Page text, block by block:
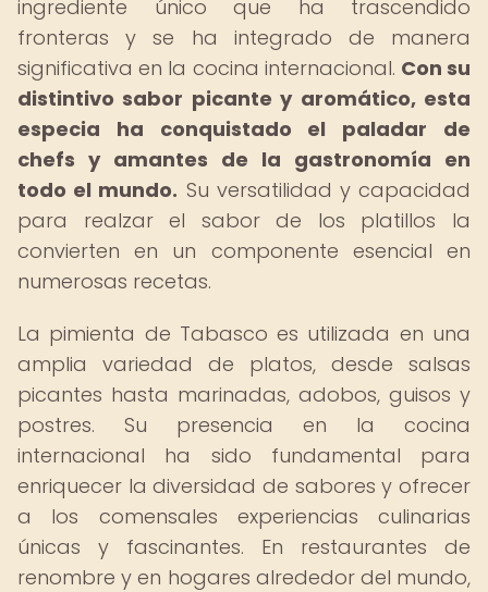
ingrediente único que ha trascendido
fronteras y se ha integrado de manera
significativa en la cocina internacional. Con su
distintivo sabor picante y aromático, esta
especia ha conquistado el paladar de
chefs y amantes de la gastronomía en
todo el mundo. Su versatilidad y capacidad
para realzar el sabor de los platillos la
convierten en un componente esencial en
numerosas recetas.
La pimienta de Tabasco es utilizada en una
amplia variedad de platos, desde salsas
picantes hasta marinadas, adobos, guisos y
postres. Su presencia en la cocina
internacional ha sido fundamental para
enriquecer la diversidad de sabores y ofrecer
a los comensales experiencias culinarias
únicas y fascinantes. En restaurantes de
renombre y en hogares alrededor del mundo,